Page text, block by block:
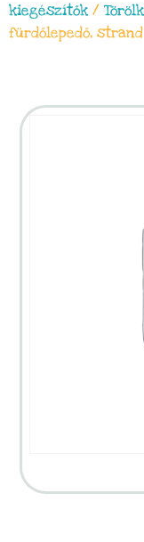
kiegészítők /
fürdőlepedő,